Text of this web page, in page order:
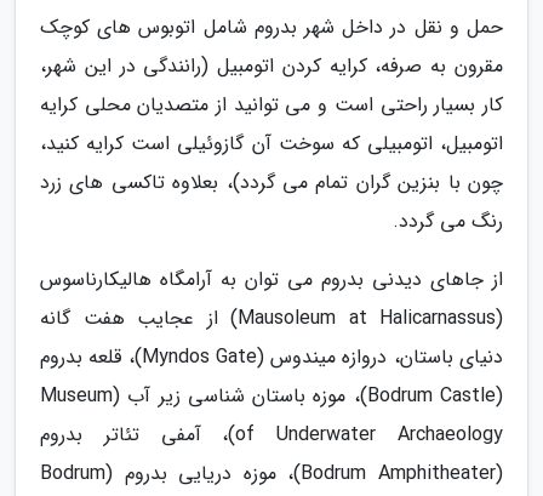
حمل و نقل در داخل شهر بدروم شامل اتوبوس های کوچک
مقرون به صرفه، کرایه کردن اتومبیل (رانندگی در این شهر،
کار بسیار راحتی است و می توانید از متصدیان محلی کرایه
اتومبیل، اتومبیلی که سوخت آن گازوئیلی است کرایه کنید،
چون با بنزین گران تمام می گردد)، بعلاوه تاکسی های زرد
رنگ می گردد.
از جاهای دیدنی بدروم می توان به آرامگاه هالیکارناسوس
(Mausoleum at Halicarnassus) از عجایب هفت گانه
دنیای باستان، دروازه میندوس (Myndos Gate)، قلعه بدروم
(Bodrum Castle)، موزه باستان شناسی زیر آب (Museum
of Underwater Archaeology)، آمفی تئاتر بدروم
(Bodrum Amphitheater)، موزه دریایی بدروم (Bodrum